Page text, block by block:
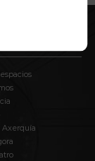
Axerquía